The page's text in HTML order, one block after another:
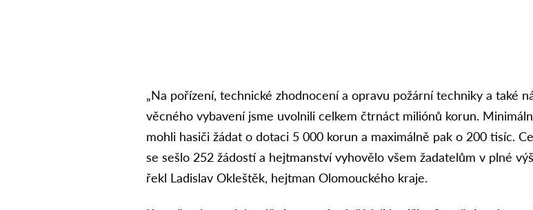
„Na pořízení, technické zhodnocení a opravu požární techniky a také
věcného vybavení jsme uvolnili celkem čtrnáct miliónů korun.
mohli hasiči žádat o dotaci 5 000 korun a maximálně pak o 200 tisíc.
se sešlo 252 žádostí a hejtmanství vyhovělo všem žadatelům v plné
řekl Ladislav Okleštěk, hejtman Olomouckého kraje.